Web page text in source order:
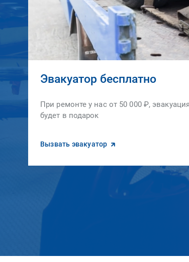
Эвакуатор бесплатно
При ремонте у нас от 50 000 ₽,
будет в подарок
Вызвать эвакуатор